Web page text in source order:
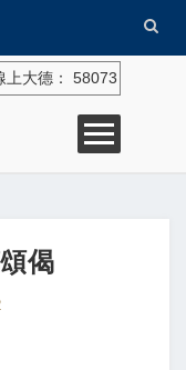
上大德： 58073
偈